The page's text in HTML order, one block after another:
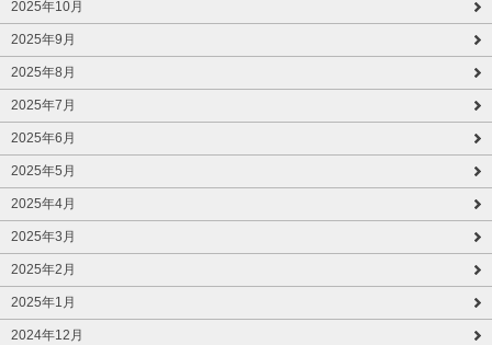
2025年10月
2025年9月
2025年8月
2025年7月
2025年6月
2025年5月
2025年4月
2025年3月
2025年2月
2025年1月
2024年12月